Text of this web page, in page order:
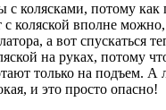
с колясками, потому как
с коляской вполне
а вот спускаться
на руках, потому
только на подъем. А
и это просто опасно!